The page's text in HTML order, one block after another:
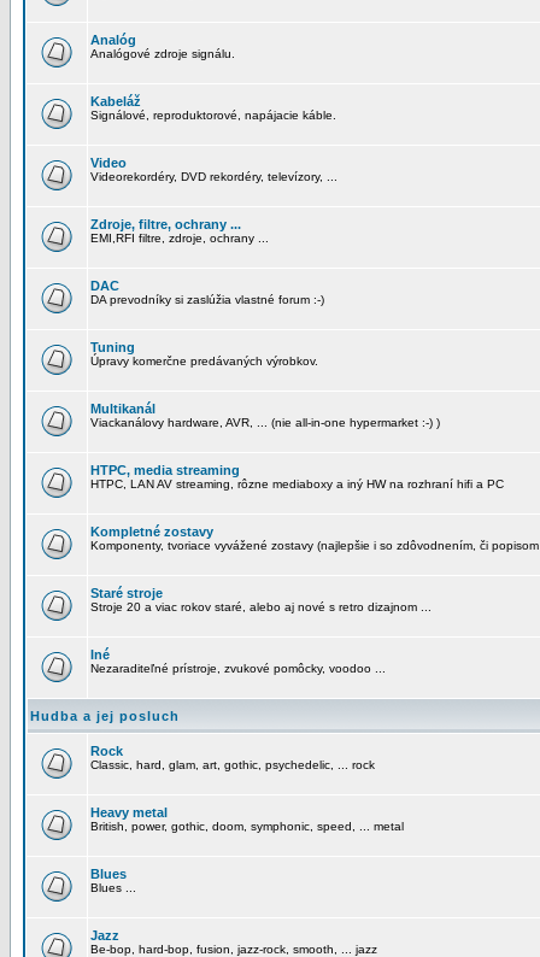
Analóg
Analógové zdroje signálu.
Kabeláž
Signálové, reproduktorové, napájacie káble.
Video
Videorekordéry, DVD rekordéry, televízory, ...
Zdroje, filtre, ochrany ...
EMI,RFI filtre, zdroje, ochrany ...
DAC
DA prevodníky si zaslúžia vlastné forum :-)
Tuning
Úpravy komerčne predávaných výrobkov.
Multikanál
Viackanálovy hardware, AVR, ... (nie all-in-one hypermarket :-) )
HTPC, media streaming
HTPC, LAN AV streaming, rôzne mediaboxy a iný HW na rozhraní hifi a PC
Kompletné zostavy
Komponenty, tvoriace vyvážené zostavy (najlepšie i so zdôvodnením, či
Staré stroje
Stroje 20 a viac rokov staré, alebo aj nové s retro dizajnom ...
Iné
Nezaraditeľné prístroje, zvukové pomôcky, voodoo ...
Hudba a jej posluch
Rock
Classic, hard, glam, art, gothic, psychedelic, ... rock
Heavy metal
British, power, gothic, doom, symphonic, speed, ... metal
Blues
Blues ...
Jazz
Be-bop, hard-bop, fusion, jazz-rock, smooth, ... jazz